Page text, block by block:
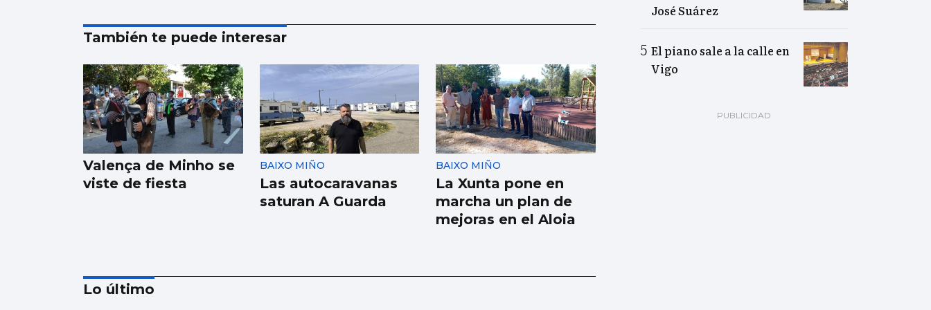
También te puede interesar
Valença de Minho se
viste de fiesta
BAIXO MIÑO
Las autocaravanas
saturan A Guarda
BAIXO MIÑO
La Xunta pone en
marcha un plan de
mejoras en el Aloia
Lo último
José Suárez
El piano sale a la calle en
Vigo